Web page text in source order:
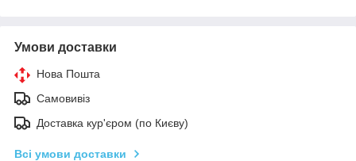
Умови доставки
Нова Пошта
Самовивіз
Доставка кур'єром (по Києву)
Всі умови доставки